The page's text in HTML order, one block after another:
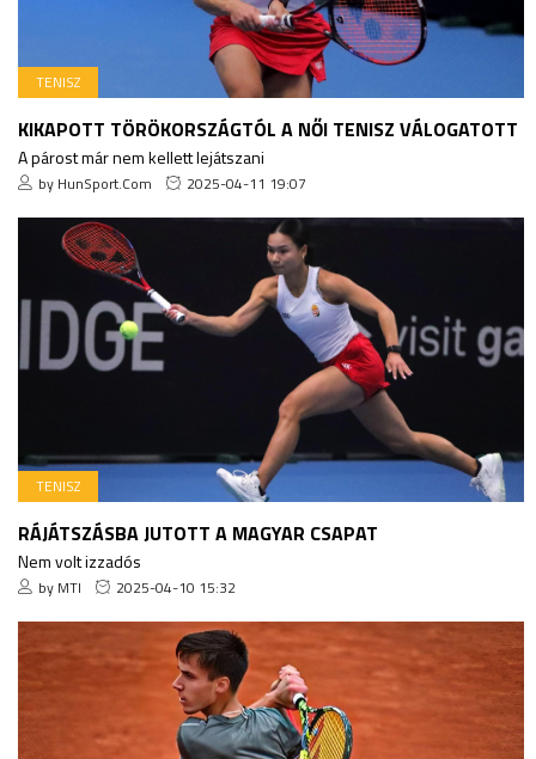
TENISZ
KIKAPOTT TÖRÖKORSZÁGTÓL A NŐI TENISZ VÁLOGATOTT
A párost már nem kellett lejátszani
by HunSport.Com 2025-04-11 19:07
TENISZ
RÁJÁTSZÁSBA JUTOTT A MAGYAR CSAPAT
Nem volt izzadós
by MTI 2025-04-10 15:32